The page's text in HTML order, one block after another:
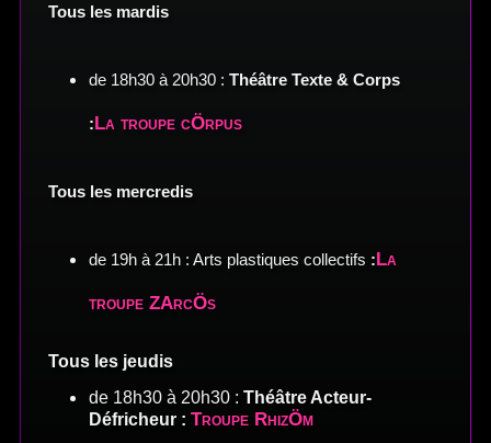
Tous les mardis
de 18h30 à 20h30 : Théâtre Texte & Corps
: La troupe cÖrpus
Tous les mercredis
de 19h à 21h : Arts plastiques collectifs : La
troupe ZArcÖs
Tous les jeudis
de 18h30 à 20h30 : Théâtre Acteur-
Défricheur : Troupe RhizÖm